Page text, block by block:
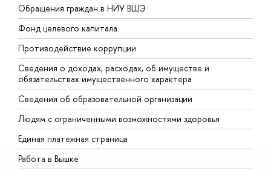
Обращения граждан в НИУ ВШЭ
Фонд целевого капитала
Противодействие коррупции
Сведения о доходах, расходах, об имуществе и
обязательствах имущественного характера
Сведения об образовательной организации
Людям с ограниченными возможностями здоровья
Единая платежная страница
Работа в Вышке